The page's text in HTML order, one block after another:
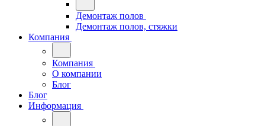
Демонтаж полов
Демонтаж полов, стяжки
Компания
Компания
О компании
Блог
Блог
Информация